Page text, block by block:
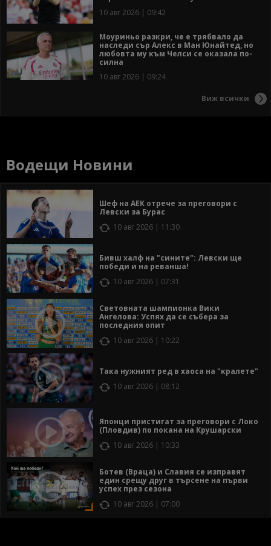
10 авг 2026 | 09:42
Моуриньо разкри, че е трябвало да
наследи сър Алекс в Ман Юнайтед, но
любовта му към Челси се оказала по-
силна
10 авг 2026 | 09:24
Виж всички
Водещи Новини
Шеф на АЕК отрече за преговори с
Левски за Бурас
10 авг 2026 | 11:30
Бивш халф на "сините": Левски ще
победи и на реванша!
10 авг 2026 | 07:31
Световната шампионка Вики
Ангелова: Успях да се събера за
последния опит
10 авг 2026 | 10:22
Така нужният ред в хаоса на "кралете"
10 авг 2026 | 08:12
Японци пристигат за преговори с Локо
(Пловдив) по покана на Крушарски
10 авг 2026 | 10:33
Ботев (Враца) и Славия се изправят
един срещу друг в търсене на първи
успех през сезона
10 авг 2026 | 07:00